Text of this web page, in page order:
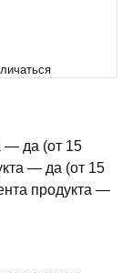
— да (от 15
— да (от 15
продукта —